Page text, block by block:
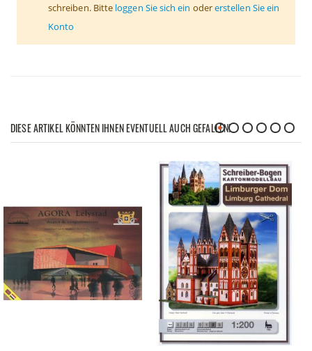
schreiben. Bitte loggen Sie sich ein odererstellen Sie ein
Konto
DIESE ARTIKEL KÖNNTEN IHNEN EVENTUELL AUCH GEFALLEN!